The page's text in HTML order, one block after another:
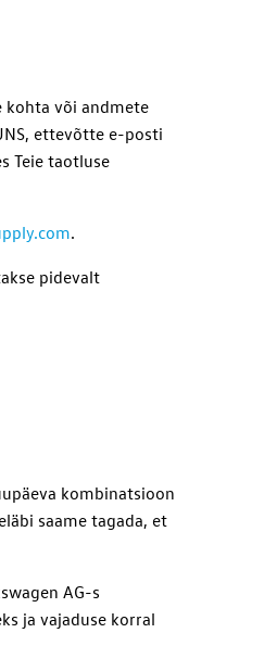
kohta või andmete
ettevõtte e-posti
Teie taotluse
.
pidevalt
kombinatsioon
saame tagada, et
AG-s
ja vajaduse korral